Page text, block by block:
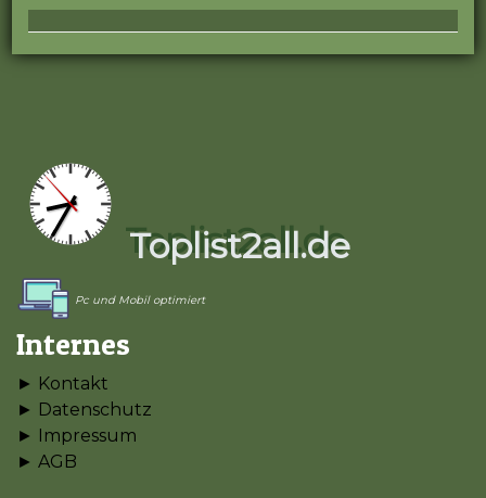
Toplist2all.de
Pc und Mobil optimiert
Internes
► Kontakt
► Datenschutz
► Impressum
► AGB